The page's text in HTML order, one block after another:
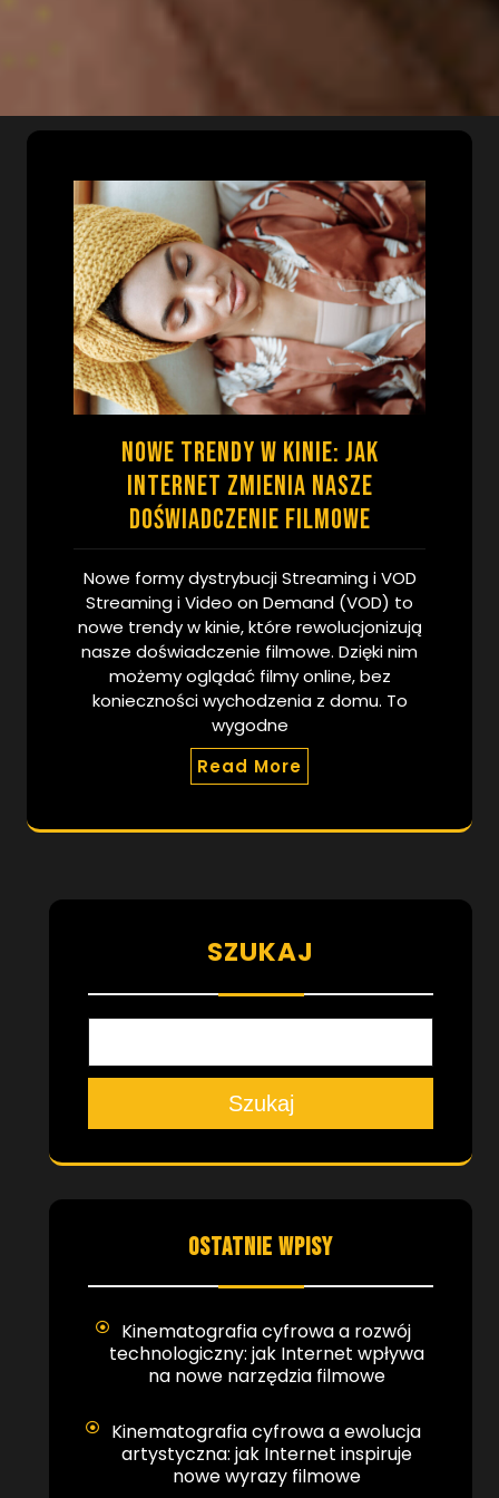
Nowe trendy w kinie: jak
Internet zmienia nasze
doświadczenie filmowe
Nowe formy dystrybucji Streaming i VOD
Streaming i Video on Demand (VOD) to
nowe trendy w kinie, które rewolucjonizują
nasze doświadczenie filmowe. Dzięki nim
możemy oglądać filmy online, bez
konieczności wychodzenia z domu. To
wygodne
Read More
SZUKAJ
Szukaj
OSTATNIE WPISY
Kinematografia cyfrowa a rozwój
technologiczny: jak Internet wpływa
na nowe narzędzia filmowe
Kinematografia cyfrowa a ewolucja
artystyczna: jak Internet inspiruje
nowe wyrazy filmowe